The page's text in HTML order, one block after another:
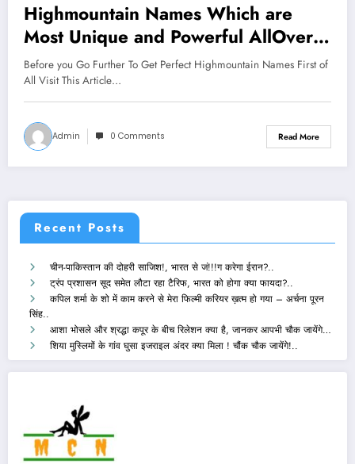
Highmountain Names Which are
Most Unique and Powerful AllOver
The Worlds
Before you Go Further To Get Perfect Highmountain Names First of
All Visit This Article…
Admin 0 Comments Read More
Recent Posts
चीन-पाकिस्तान की दोहरी साजिश!, भारत से जं!!!ग करेगा ईरान?..
ट्रंप प्रशासन सूद समेत लौटा रहा टैरिफ, भारत को होगा क्या फायदा?..
कपिल शर्मा के शो में काम करने से मेरा फिल्मी करियर ख़त्म हो गया – अर्चना पूरन
सिंह..
आशा भोसले और श्रद्धा कपूर के बीच रिलेशन क्या है, जानकर आपभी चौक जायेंगे…
शिया मुस्लिमों के गांव घुसा इजराइल अंदर क्या मिला ! चौंक चौक जायेंगे!..